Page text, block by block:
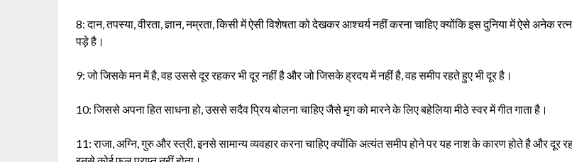
8: दान, तपस्या, वीरता, ज्ञान, नम्रता, किसी में ऐसी विशेषता को देखकर आश्चर्य नहीं करना चाहिए क्योंकि इस दुनिया में ऐसे अनेक
पड़े है।
9: जो जिसके मन में है, वह उससे दूर रहकर भी दूर नहीं है और जो जिसके ह्रदय में नहीं है, वह समीप रहते हुए भी दूर है।
10: जिससे अपना हित साधना हो, उससे सदैव प्रिय बोलना चाहिए जैसे मृग को मारने के लिए बहेलिया मीठे स्वर में गीत गाता है।
11: राजा, अग्नि, गुरु और स्त्री, इनसे सामान्य व्यवहार करना चाहिए क्योंकि अत्यंत समीप होने पर यह नाश के कारण होते है और दूर